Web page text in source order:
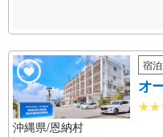
宿
オ
沖縄県/恩納村